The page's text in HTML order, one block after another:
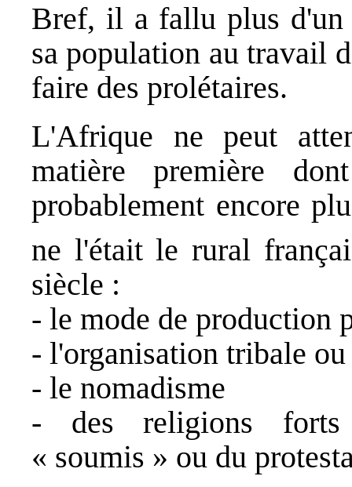
Bref, il a fallu plus d'un
sa population au travail
faire des prolétaires.
L'Afrique ne peut
matière première
probablement encore
ne l'était le rural
siècle :
- le mode de production
- l'organisation tribale
- le nomadisme
- des religions forts
« soumis » ou du